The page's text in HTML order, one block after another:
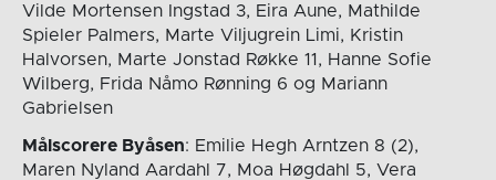
Vilde Mortensen Ingstad 3, Eira Aune, Mathilde
Spieler Palmers, Marte Viljugrein Limi, Kristin
Halvorsen, Marte Jonstad Røkke 11, Hanne Sofie
Wilberg, Frida Nåmo Rønning 6 og Mariann
Gabrielsen
Målscorere Byåsen: Emilie Hegh Arntzen 8 (2),
Maren Nyland Aardahl 7, Moa Høgdahl 5, Vera